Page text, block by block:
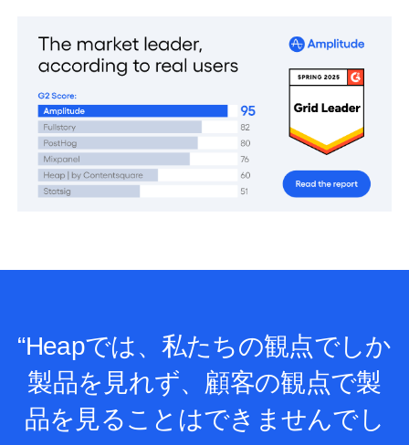
“Heapでは、私たちの観点でしか
製品を見れず、顧客の観点で製